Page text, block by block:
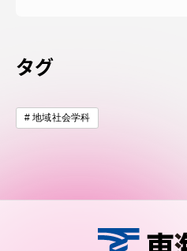
タグ
地域社会学科